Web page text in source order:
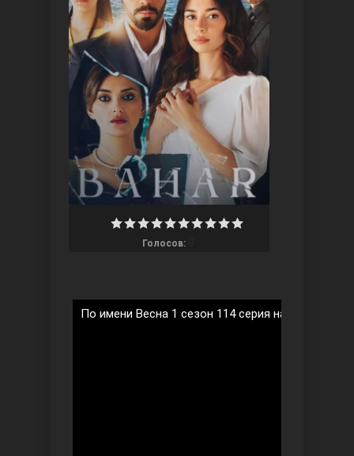
Ветреный холм
Голосов:
По имени Весна 1 сезон 114 серия на русском